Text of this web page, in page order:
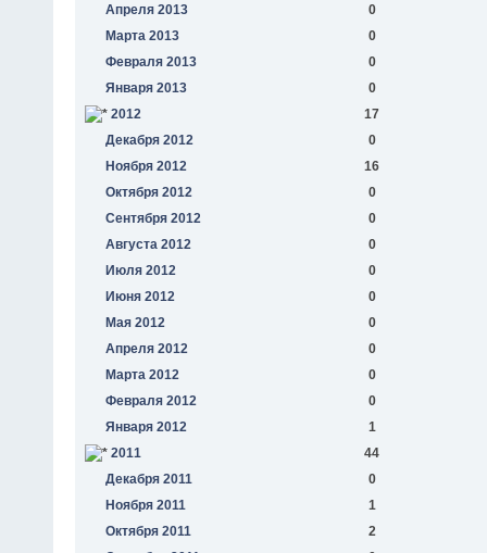
Апреля 2013
0
Марта 2013
0
Февраля 2013
0
Января 2013
0
2012
17
Декабря 2012
0
Ноября 2012
16
Октября 2012
0
Сентября 2012
0
Августа 2012
0
Июля 2012
0
Июня 2012
0
Мая 2012
0
Апреля 2012
0
Марта 2012
0
Февраля 2012
0
Января 2012
1
2011
44
Декабря 2011
0
Ноября 2011
1
Октября 2011
2